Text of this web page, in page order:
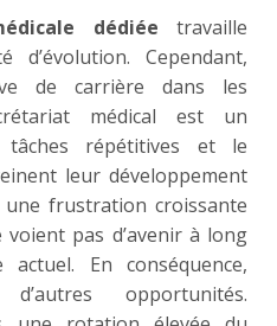
dédiée travaille
d’évolution. Cependant,
de carrière dans les
médical est un
tâches répétitives et le
leur développement
une frustration croissante
pas d’avenir à long
En conséquence,
opportunités.